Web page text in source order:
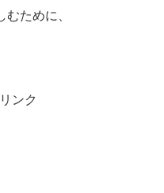
ために、
ンク